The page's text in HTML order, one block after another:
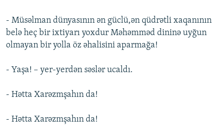
- Müsəlman dünyasının ən güclü,ən qüdrətli xaqanının
belə heç bir ixtiyarı yoxdur Məhəmməd dininə uyğun
olmayan bir yolla öz əhalisini aparmağa!
- Yaşa! – yer-yerdən səslər ucaldı.
- Hətta Xarəzmşahın da!
- Hətta Xarəzmşahın da!